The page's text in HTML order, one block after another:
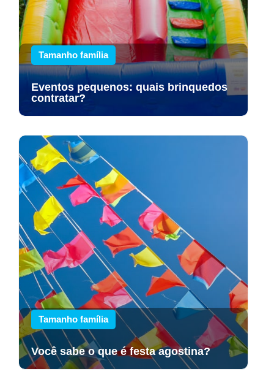
Tamanho família
Eventos pequenos: quais brinquedos
contratar?
Tamanho família
Você sabe o que é festa agostina?